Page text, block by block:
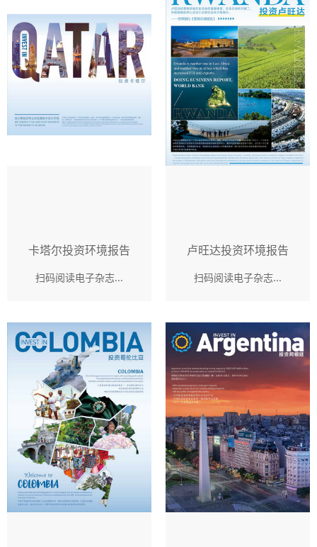
卡塔尔投资环境报告
扫码阅读电子杂志...
卢旺达投资环境报告
扫码阅读电子杂志...